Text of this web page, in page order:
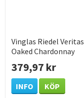
Vinglas Riedel Veritas
Oaked Chardonnay
Ø108x217mm 62cl
379,97 kr
INFO KÖP